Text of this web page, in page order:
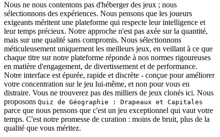
Nous ne nous contentons pas d'héberger des jeux ; nous
sélectionnons des expériences. Nous pensons que les joueurs
exigeants méritent une plateforme qui respecte leur intelligence et
leur temps précieux. Notre approche n'est pas axée sur la quantité,
mais sur une qualité sans compromis. Nous sélectionnons
méticuleusement uniquement les meilleurs jeux, en veillant à ce que
chaque titre sur notre plateforme réponde à nos normes rigoureuses
en matière d'engagement, de divertissement et de performance.
Notre interface est épurée, rapide et discrète - conçue pour améliorer
votre concentration sur le jeu lui-même, et non pour vous en
distraire. Vous ne trouverez pas des milliers de jeux clonés ici. Nous
proposons Quiz de Géographie : Drapeaux et Capitales
parce que nous pensons que c'est un jeu exceptionnel qui vaut votre
temps. C'est notre promesse de curation : moins de bruit, plus de la
qualité que vous méritez.